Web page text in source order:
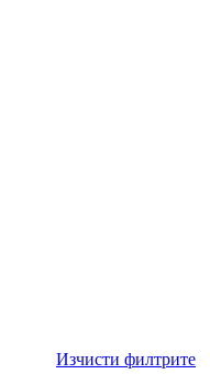
Изчисти филтрите